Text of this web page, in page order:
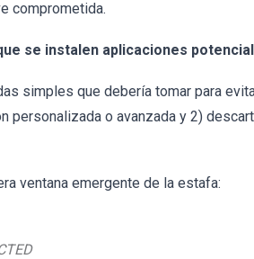
comprometida.
se instalen aplicaciones
simples que debería tomar para
personalizada o avanzada y 2)
ventana emergente de la estafa: